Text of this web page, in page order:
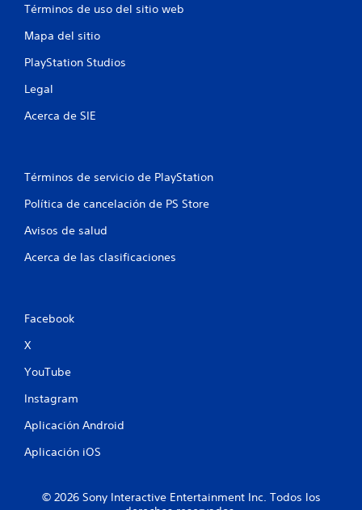
Términos de uso del sitio web
Mapa del sitio
PlayStation Studios
Legal
Acerca de SIE
Términos de servicio de PlayStation
Política de cancelación de PS Store
Avisos de salud
Acerca de las clasificaciones
Facebook
X
YouTube
Instagram
Aplicación Android
Aplicación iOS
© 2026 Sony Interactive Entertainment Inc. Todos los